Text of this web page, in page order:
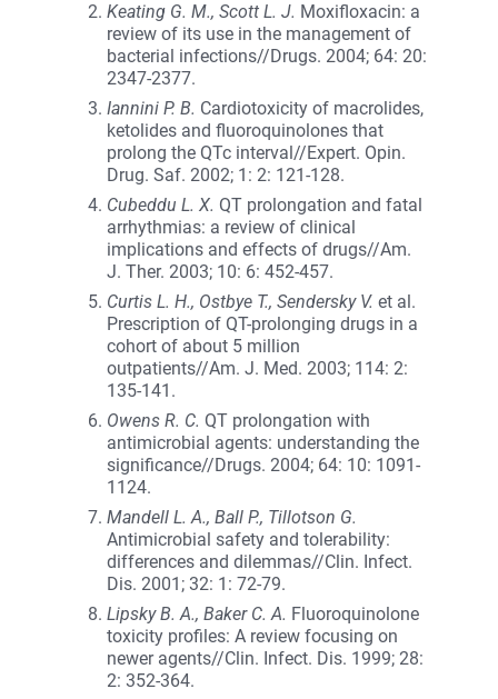
Keating G. M., Scott L. J. Moxifloxacin: a
review of its use in the management of
bacterial infections//Drugs. 2004; 64: 20:
2347-2377.
Iannini P. B. Cardiotoxicity of macrolides,
ketolides and fluoroquinolones that
prolong the QTc interval//Expert. Opin.
Drug. Saf. 2002; 1: 2: 121-128.
Cubeddu L. X. QT prolongation and fatal
arrhythmias: a review of clinical
implications and effects of drugs//Am.
J. Ther. 2003; 10: 6: 452-457.
Curtis L. H., Ostbye T., Sendersky V. et al.
Prescription of QT-prolonging drugs in a
cohort of about 5 million
outpatients//Am. J. Med. 2003; 114: 2:
135-141.
Owens R. C. QT prolongation with
antimicrobial agents: understanding the
significance//Drugs. 2004; 64: 10: 1091-
1124.
Mandell L. A., Ball P., Tillotson G.
Antimicrobial safety and tolerability:
differences and dilemmas//Clin. Infect.
Dis. 2001; 32: 1: 72-79.
Lipsky B. A., Baker C. A. Fluoroquinolone
toxicity profiles: A review focusing on
newer agents//Clin. Infect. Dis. 1999; 28:
2: 352-364.